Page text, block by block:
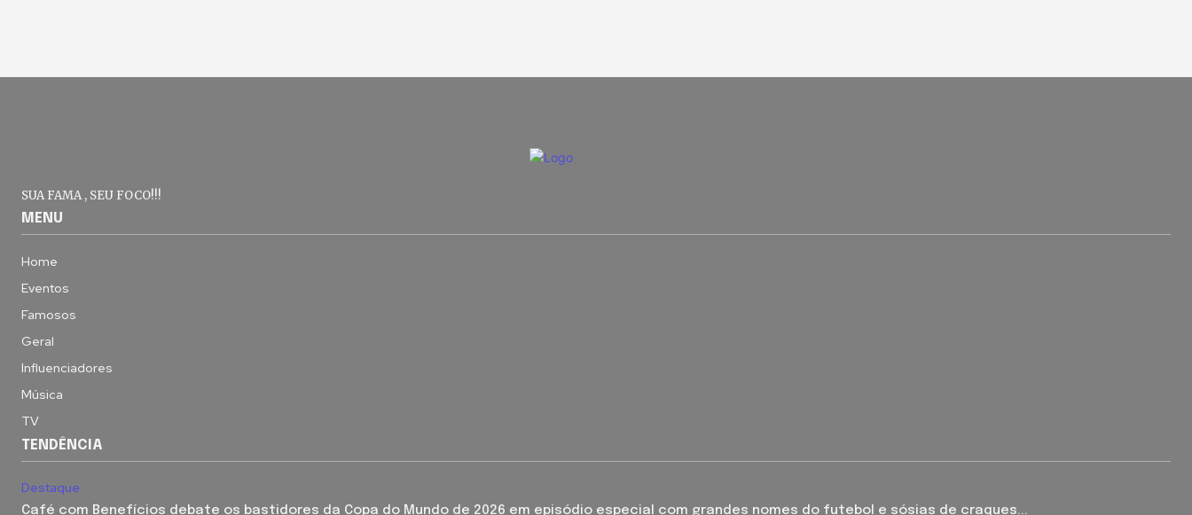
SUA FAMA , SEU FOCO!!!
MENU
Home
Eventos
Famosos
Geral
Influenciadores
Música
TV
TENDÊNCIA
Destaque
Café com Benefícios debate os bastidores da Copa do Mundo de 2026 em episódio especial com grandes nomes do futebol e sósias de craques...